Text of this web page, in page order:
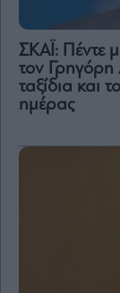
ΣΚΑΪ: Πέντε
τον Γρηγόρη
ταξίδια και
ημέρας